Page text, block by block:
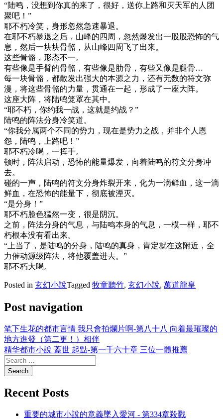
“陆鸣，没想到你真的来了，很好，送你上路和灭天军的人团
聚吧！”
耶不朽冷笑，身形忽然急速暴退。
在耶不朽暴退之后，山峰的四周，忽然爆发出一股股恐怖的气
息，然后一块块骨骼，从山峰四周飞了出来。
这些骨骼，形态不一。
有些像是手臂的骨骼，有些像是肋骨，有些又像是腿骨…
每一块骨骼，都散发出强大的本源之力，还有无数的符文弥
漫，将这些骨骼的力量，贯通在一起，形成了一座大阵。
这座大阵，将陆鸣笼罩在其中。
“耶不朽，你约我一战，这就是约战？”
陆鸣的阵法分身冷笑道。
“你我分属两个不同的势力，现在是势力之战，并非个人恩
怨，陆鸣，上路吧！”
耶不朽冷喝，一挥手。
顿时，阵法启动，恐怖的能量爆发，向着陆鸣的符文分身冲
去。
碰的一声，陆鸣的符文分身炸裂开来，化为一滴鲜血，这一滴
鲜血，在恐怖的能量下，彻底被湮灭。
“是分身！”
耶不朽脸色猛然一变，很是阴沉。
之前，阵法分身的气息，与陆鸣本身的气息，一模一样，耶不
朽根本没有看出来。
“上当了，是陆鸣的分身，陆鸣的真身，肯定就在这附近，全
力催动源级阵法，将他覆盖进去。”
耶不朽大喝。
Posted in 玄幻小說Tagged 牧童聽竹, 玄幻小說, 萬道龍皇
Post navigation
笔下生花的都市言情 我只會拍爛片啊-第八十八 向着最璀璨的
地方進發（第二更！）相伴
精华都市小說 蓋世 起點-第一千六十章 三位一體推薦
Recent Posts
重要的城市小說的意義墜入愛河 - 第334章殺戮